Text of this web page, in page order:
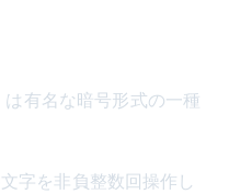
有名な暗号形式の一種
字を非負整数回操作し